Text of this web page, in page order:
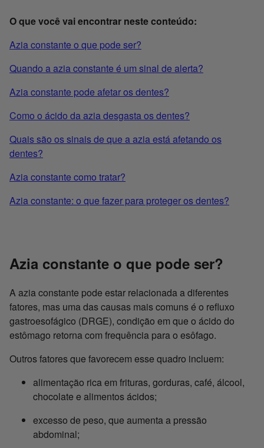
O que você vai encontrar neste conteúdo:
Azia constante o que pode ser?
Quando a azia constante é um sinal de alerta?
Azia constante pode afetar os dentes?
Como o ácido da azia desgasta os dentes?
Quais são os sinais de que a azia está afetando os
dentes?
Azia constante como tratar?
Azia constante: o que fazer para proteger os dentes?
Azia constante o que pode ser?
A azia constante pode estar relacionada a diferentes
fatores, mas uma das causas mais comuns é o refluxo
gastroesofágico (DRGE), condição em que o ácido do
estômago retorna com frequência para o esôfago.
Outros fatores que favorecem esse quadro incluem:
alimentação rica em frituras, gorduras, café, álcool,
chocolate e alimentos ácidos;
excesso de peso, que aumenta a pressão
abdominal;